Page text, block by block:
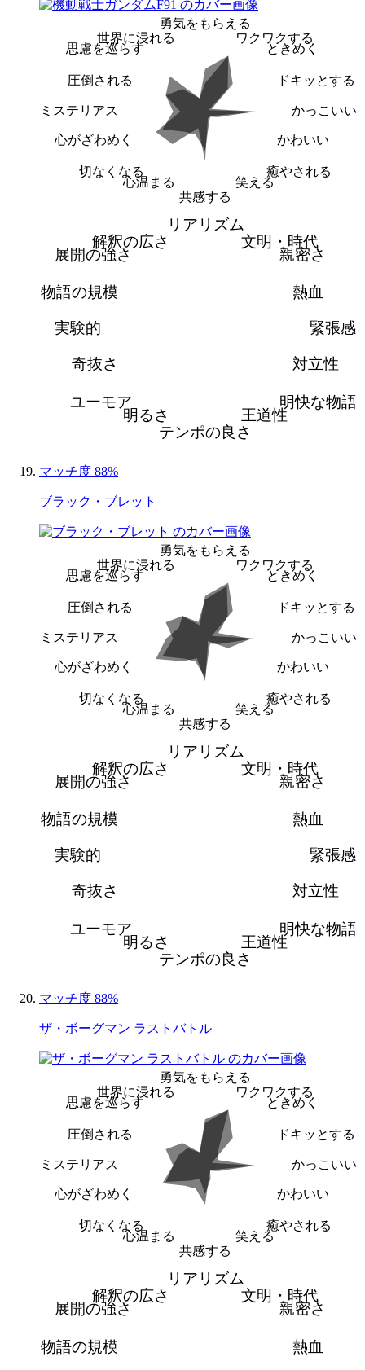
勇気をもらえる
ワクワクする
ときめく
ドキッとする
かっこいい
かわいい
癒やされる
笑える
共感する
心温まる
切なくなる
心がざわめく
ミステリアス
圧倒される
思慮を巡らす
世界に浸れる
リアリズム
文明・時代
親密さ
熱血
緊張感
対立性
明快な物語
王道性
テンポの良さ
明るさ
ユーモア
奇抜さ
実験的
物語の規模
展開の強さ
解釈の広さ
マッチ度 88%
ブラック・ブレット
勇気をもらえる
ワクワクする
ときめく
ドキッとする
かっこいい
かわいい
癒やされる
笑える
共感する
心温まる
切なくなる
心がざわめく
ミステリアス
圧倒される
思慮を巡らす
世界に浸れる
リアリズム
文明・時代
親密さ
熱血
緊張感
対立性
明快な物語
王道性
テンポの良さ
明るさ
ユーモア
奇抜さ
実験的
物語の規模
展開の強さ
解釈の広さ
マッチ度 88%
ザ・ボーグマン ラストバトル
勇気をもらえる
ワクワクする
ときめく
ドキッとする
かっこいい
かわいい
癒やされる
笑える
共感する
心温まる
切なくなる
心がざわめく
ミステリアス
圧倒される
思慮を巡らす
世界に浸れる
リアリズム
文明・時代
親密さ
熱血
物語の規模
展開の強さ
解釈の広さ